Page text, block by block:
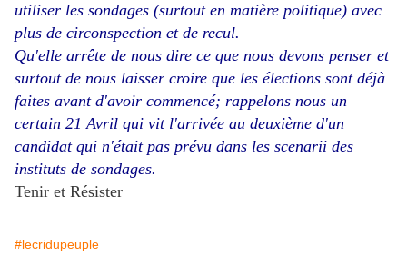
utiliser les sondages (surtout en matière politique) avec
plus de circonspection et de recul.
Qu'elle arrête de nous dire ce que nous devons penser et
surtout de nous laisser croire que les élections sont déjà
faites avant d'avoir commencé; rappelons nous un
certain 21 Avril qui vit l'arrivée au deuxième d'un
candidat qui n'était pas prévu dans les scenarii des
instituts de sondages.
Tenir et Résister
#lecridupeuple